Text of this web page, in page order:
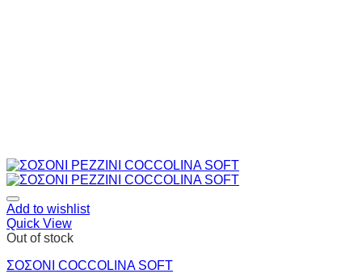
Add to wishlist
Quick View
Out of stock
ΣΟΣΟΝΙ COCCOLINA SOFT